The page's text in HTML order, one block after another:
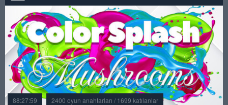
88:27:59 2400 oyun anahtarları / 1699 katılanlar